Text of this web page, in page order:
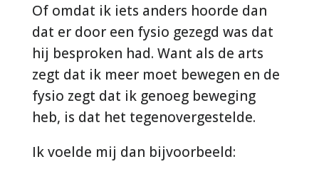
Of omdat ik iets anders hoorde dan
dat er door een fysio gezegd was dat
hij besproken had. Want als de arts
zegt dat ik meer moet bewegen en de
fysio zegt dat ik genoeg beweging
heb, is dat het tegenovergestelde.
Ik voelde mij dan bijvoorbeeld: